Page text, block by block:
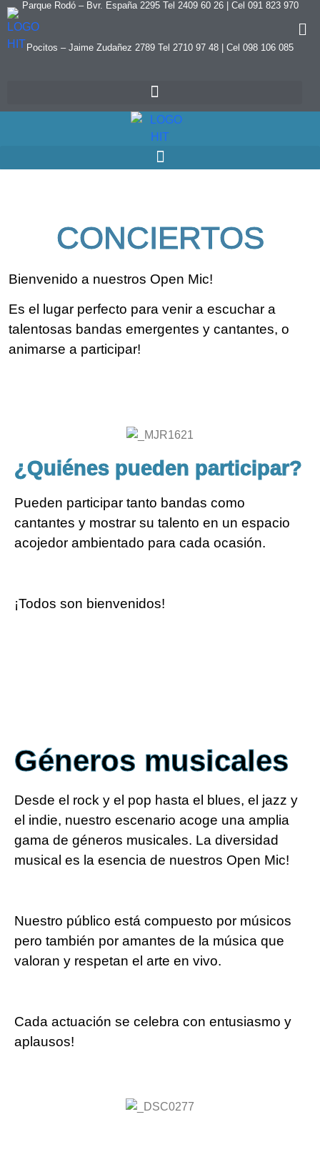
Parque Rodó – Bvr. España 2295 Tel 2409 60 26 | Cel 091 823 970
Pocitos – Jaime Zudañez 2789 Tel 2710 97 48 Cel 098 106 085
CONCIERTOS
Bienvenido a nuestros Open Mic!
Es el lugar perfecto para venir a escuchar a
talentosas bandas emergentes y cantantes, o
animarse a participar!
¿Quiénes pueden participar?
Pueden participar tanto bandas como
cantantes y mostrar su talento en un espacio
acojedor ambientado para cada ocasión.
¡Todos son bienvenidos!
Géneros musicales
Desde el rock y el pop hasta el blues, el jazz y
el indie, nuestro escenario acoge una amplia
gama de géneros musicales. La diversidad
musical es la esencia de nuestros Open Mic!
Nuestro público está compuesto por músicos
pero también por amantes de la música que
valoran y respetan el arte en vivo.
Cada actuación se celebra con entusiasmo y
aplausos!